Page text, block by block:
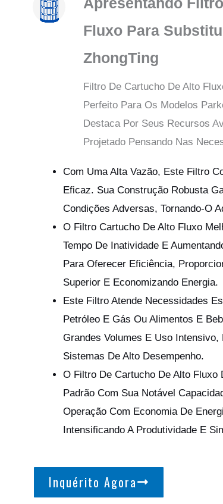
Fluxo Para
ZhongTing
Filtro De Cartucho De Alto
Perfeito Para Os Modelos
Destaca Por Seus Recursos
Projetado Pensando Nas
Com Uma Alta Vazão, Este Filtro
Eficaz. Sua Construção Robusta
Condições Adversas, Tornando-O
O Filtro Cartucho De Alto Fluxo
Tempo De Inatividade E
Para Oferecer Eficiência,
Superior E Economizando Energia.
Este Filtro Atende Necessidades
Petróleo E Gás Ou Alimentos E
Grandes Volumes E Uso
Sistemas De Alto Desempenho.
O Filtro De Cartucho De Alto Fluxo
Padrão Com Sua Notável
Operação Com Economia De
Intensificando A Produtividade E
Inquérito Agora